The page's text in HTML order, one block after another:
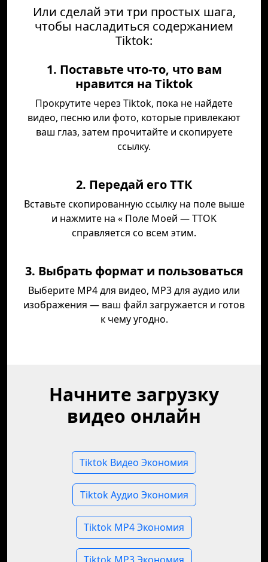
Или сделай эти три простых шага,
чтобы насладиться содержанием
Tiktok:
1. Поставьте что-то, что вам
нравится на Tiktok
Прокрутите через Tiktok, пока не найдете
видео, песню или фото, которые привлекают
ваш глаз, затем прочитайте и скопируете
ссылку.
2. Передай его ТТК
Вставьте скопированную ссылку на поле выше
и нажмите на « Поле Моей — TTOK
справляется со всем этим.
3. Выбрать формат и пользоваться
Выберите MP4 для видео, MP3 для аудио или
изображения — ваш файл загружается и готов
к чему угодно.
Начните загрузку
видео онлайн
Tiktok Видео Экономия
Tiktok Аудио Экономия
Tiktok MP4 Экономия